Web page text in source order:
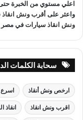
اعلي مستوي من الخبرة حتى
واعثر علىأقرب ونش انقاذ
ونش انقاذ سياراتفي مصر
سحابة الكلمات
ارخص ونش أنقاذ اسرع
اقرب ونش انقاذ انقاذ